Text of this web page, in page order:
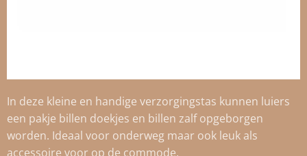
In deze kleine en handige verzorgingstas kunnen luiers
een pakje billen doekjes en billen zalf opgeborgen
worden. Ideaal voor onderweg maar ook leuk als
accessoire voor op de commode.